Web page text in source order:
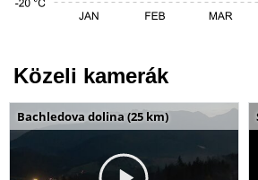
Közeli kamerák
Bachledova dolina (25 km)